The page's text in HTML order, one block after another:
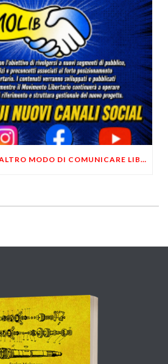
ARRIVA MOLIB, UN ALTRO MODO DI COMUNICARE LIBERTARIO